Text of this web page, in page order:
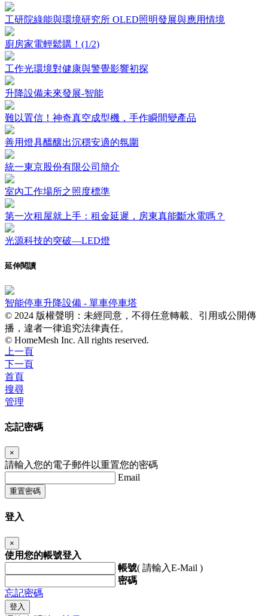
工研院綠能與環境研究所 OLED照明發展與應用情境
廚房家電輕鬆購！(1/2)
工作光環境對健康與警覺影響初探
升降設備未來發展-智能
難以置信！神奇真空成型機，手作瞬間變產品
善用燈具醞釀出沉穩安適的氛圍
統一東京股份有限公司簡介
室內工作場所之照度標準
第一次租屋就上手：租金延遲，房東真能斷水電嗎？
光源科技的突破—LED燈
延伸閱讀
智能停車升降設備 - 單車停車塔
© 2024 版權聲明：未經同意，不得任意轉載、引用或公開傳
播，違者一律追究法律責任。
© HomeMesh Inc. All rights reserved.
上一頁
下一頁
首頁
搜尋
管理
忘記密碼
×
請輸入您的電子郵件以重置您的密碼
Email
重置密碼
登入
×
使用您的帳號登入
帳號( 請輸入E-Mail )
密碼
忘記密碼
登入